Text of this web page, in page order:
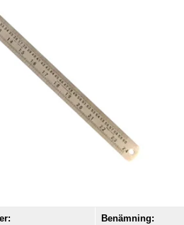
Benämning: